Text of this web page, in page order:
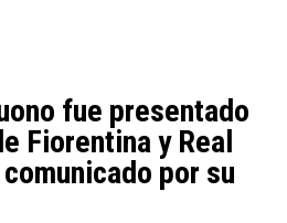
fue presentado
Fiorentina y Real
por su